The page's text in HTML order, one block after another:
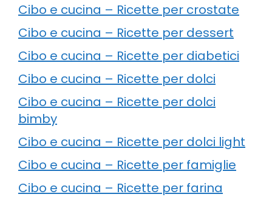
Cibo e cucina – Ricette per crostate
Cibo e cucina – Ricette per dessert
Cibo e cucina – Ricette per diabetici
Cibo e cucina – Ricette per dolci
Cibo e cucina – Ricette per dolci
bimby
Cibo e cucina – Ricette per dolci light
Cibo e cucina – Ricette per famiglie
Cibo e cucina – Ricette per farina